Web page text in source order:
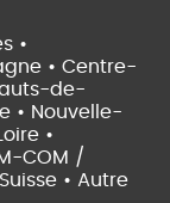
•
• Centre-
de-
• Nouvelle-
•
COM /
Suisse • Autre